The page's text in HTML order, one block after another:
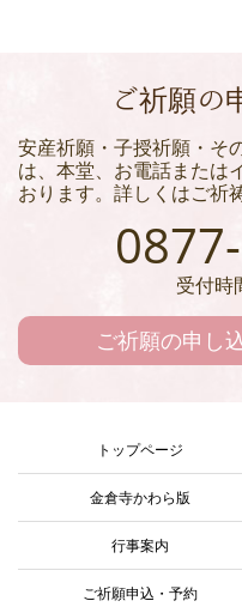
ご祈願の
安産祈願・子授祈願・そ
は、本堂、お電話または
おります。詳しくはご祈
受付時
ご祈願の申し
トップページ
金倉寺かわら版
行事案内
ご祈願申込・予約